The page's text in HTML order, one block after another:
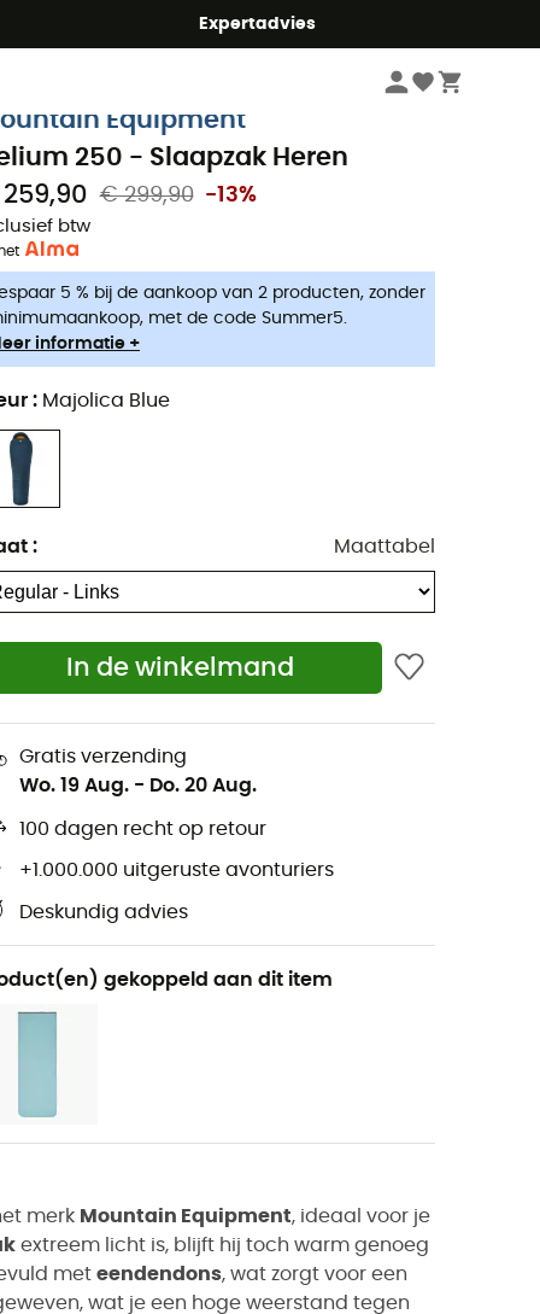
Expertadvies
Slaapzakken
Equipment
250 - Slaapzak Heren
€ 299,90 -13%
btw
5 % bij de aankoop van 2 producten, zonder
met de code Summer5.
informatie +
: Majolica Blue
: Maattabel
In de winkelmand
Gratis verzending
Wo. 19 Aug. - Do. 20 Aug.
100 dagen recht op retour
+1.000.000 uitgeruste avonturiers
Deskundig advies
gekoppeld aan dit item
merk Mountain Equipment, ideaal voor je
extreem licht is, blijft hij toch warm genoeg
met eendendons, wat zorgt voor een
wat je een hoge weerstand tegen